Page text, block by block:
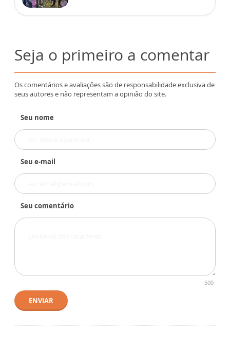
Seja o primeiro a comentar
Os comentários e avaliações são de responsabilidade exclusiva de
seus autores e não representam a opinião do site.
Seu nome
Seu e-mail
Seu comentário
500
ENVIAR